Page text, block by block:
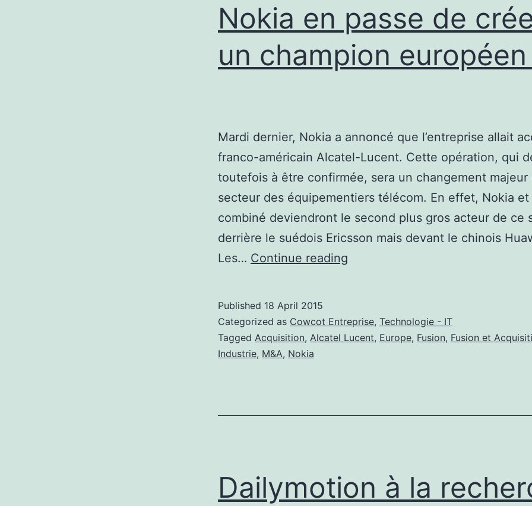
Nokia en passe de
un champion européen
Mardi dernier, Nokia a annoncé que l’entreprise allait
franco-américain Alcatel-Lucent. Cette opération, qui
toutefois à être confirmée, sera un changement majeur
secteur des équipementiers télécom. En effet, Nokia
combiné deviendront le second plus gros acteur de ce
derrière le suédois Ericsson mais devant le chinois
Les… Continue reading
de
créer
?
Published 18 April 2015
Categorized as Cowcot Entreprise, Technologie - IT
Tagged Acquisition, Alcatel Lucent, Europe, Fusion, Fusion et
Industrie, M&A, Nokia
Dailymotion à la